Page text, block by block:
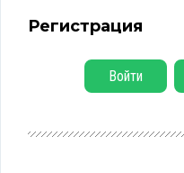
Регистрация
Войти